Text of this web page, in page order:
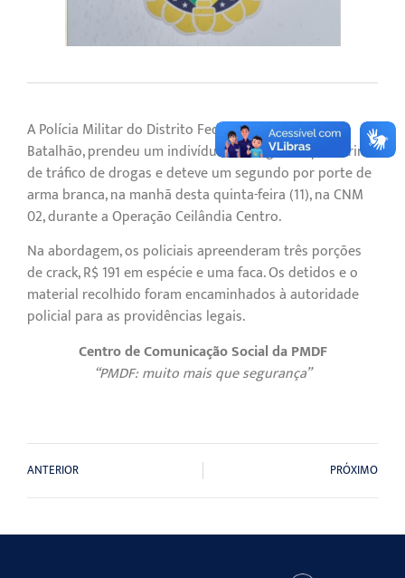
A Polícia Militar do Distrito Federal, por meio do 8º
Batalhão, prendeu um indivíduo em flagrante pelo crime
de tráfico de drogas e deteve um segundo por porte de
arma branca, na manhã desta quinta-feira (11), na CNM
02, durante a Operação Ceilândia Centro.
Na abordagem, os policiais apreenderam três porções
de crack, R$ 191 em espécie e uma faca. Os detidos e o
material recolhido foram encaminhados à autoridade
policial para as providências legais.
Centro de Comunicação Social da PMDF
“PMDF: muito mais que segurança”
ANTERIOR PRÓXIMO